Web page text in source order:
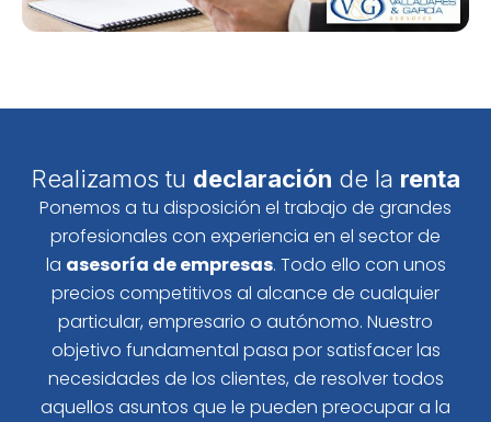
Realizamos tu declaración de la renta
Ponemos a tu disposición el trabajo de grandes
profesionales con experiencia en el sector de
la asesoría de empresas. Todo ello con unos
precios competitivos al alcance de cualquier
particular, empresario o autónomo. Nuestro
objetivo fundamental pasa por satisfacer las
necesidades de los clientes, de resolver todos
aquellos asuntos que le pueden preocupar a la